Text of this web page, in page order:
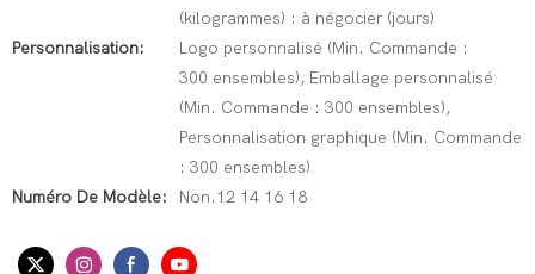
(kilogrammes) : à négocier (jours)
Personnalisation:
Logo personnalisé (Min. Commande :
300 ensembles), Emballage personnalisé
(Min. Commande : 300 ensembles),
Personnalisation graphique (Min. Commande
: 300 ensembles)
Numéro De Modèle:
Non.12 14 16 18